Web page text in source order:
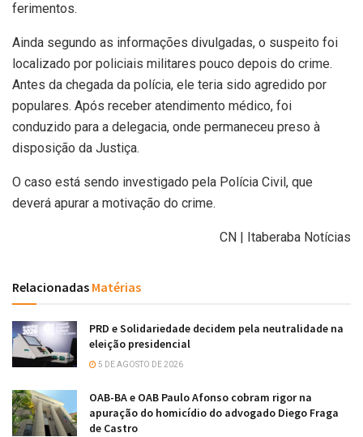
ferimentos.
Ainda segundo as informações divulgadas, o suspeito foi
localizado por policiais militares pouco depois do crime.
Antes da chegada da polícia, ele teria sido agredido por
populares. Após receber atendimento médico, foi
conduzido para a delegacia, onde permaneceu preso à
disposição da Justiça.
O caso está sendo investigado pela Polícia Civil, que
deverá apurar a motivação do crime.
CN | Itaberaba Notícias
Relacionadas Matérias
PRD e Solidariedade decidem pela neutralidade na
eleição presidencial
5 DE AGOSTO DE 2026
OAB-BA e OAB Paulo Afonso cobram rigor na
apuração do homicídio do advogado Diego Fraga
de Castro